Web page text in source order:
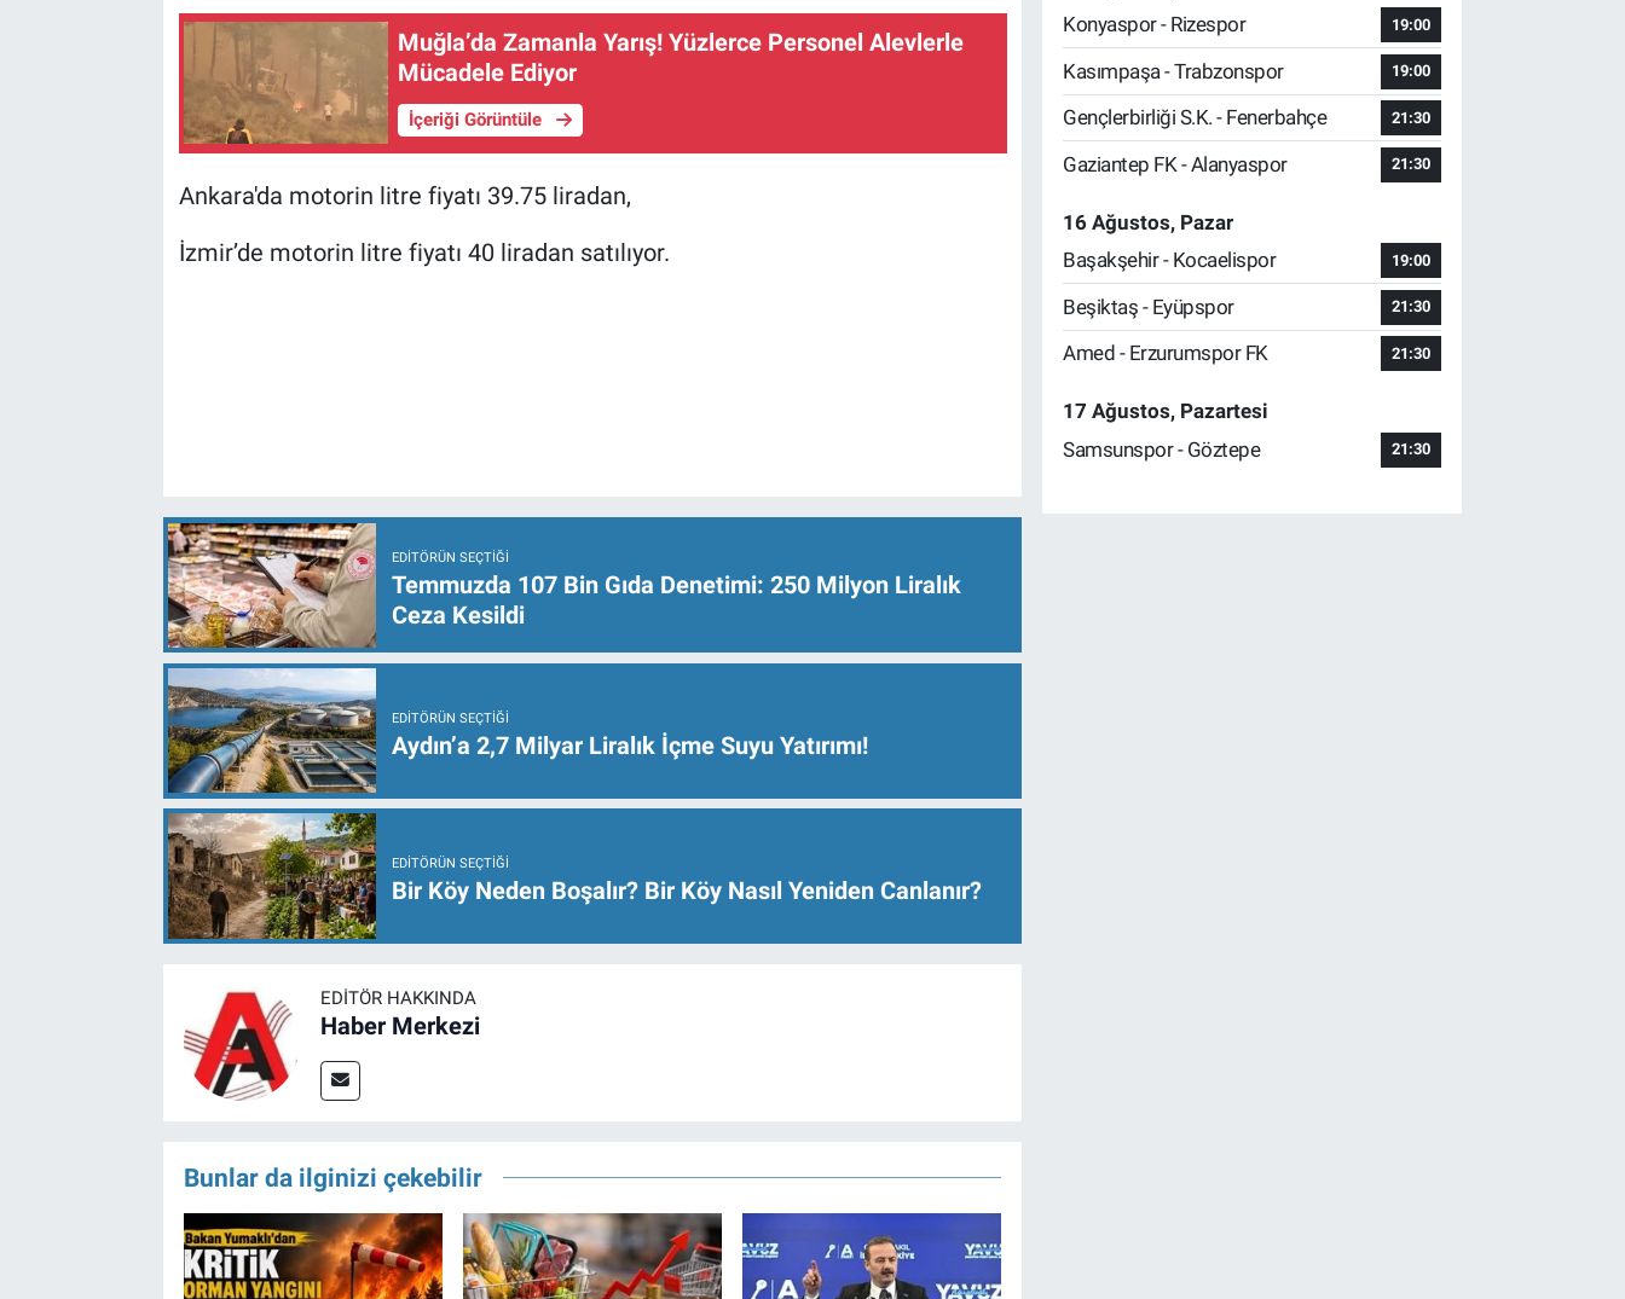
Muğla’da Zamanla Yarış! Yüzlerce Personel Alevlerle
Mücadele Ediyor
İçeriği Görüntüle
Ankara'da motorin litre fiyatı 39.75 liradan,
İzmir’de motorin litre fiyatı 40 liradan satılıyor.
EDITÖRÜN SEÇTIĞI
Temmuzda 107 Bin Gıda Denetimi: 250 Milyon Liralık
Ceza Kesildi
EDITÖRÜN SEÇTIĞI
Aydın’a 2,7 Milyar Liralık İçme Suyu Yatırımı!
EDITÖRÜN SEÇTIĞI
Bir Köy Neden Boşalır? Bir Köy Nasıl Yeniden Canlanır?
EDITÖR HAKKINDA
Haber Merkezi
Bunlar da ilginizi çekebilir
Konyaspor - Rizespor
19:00
Kasımpaşa - Trabzonspor 19:00
Gençlerbirliği S.K. - Fenerbahçe 21:30
Gaziantep FK - Alanyaspor 21:30
16 Ağustos, Pazar
Başakşehir - Kocaelispor
19:00
Beşiktaş - Eyüpspor 21:30
Amed - Erzurumspor FK 21:30
17 Ağustos, Pazartesi
Samsunspor - Göztepe
21:30